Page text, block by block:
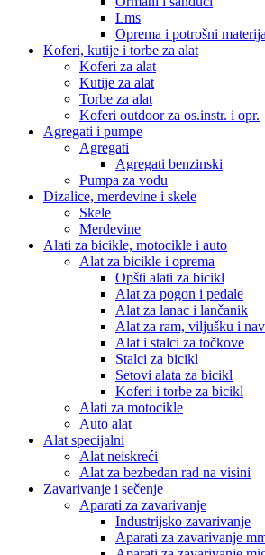
Lms
Oprema i potrošni
Koferi, kutije i torbe za alat
Koferi za alat
Kutije za alat
Torbe za alat
Koferi outdoor za os.instr. i opr.
Agregati i pumpe
Agregati
Agregati benzinski
Pumpa za vodu
Dizalice, merdevine i skele
Skele
Merdevine
Alati za bicikle, motocikle i auto
Alat za bicikle i oprema
Opšti alati za bicikl
Alat za pogon i pedale
Alat za lanac i lančanik
Alat za ram, viljušku i
Alat i stalci za točkove
Stalci za bicikl
Setovi alata za bicikl
Koferi i torbe za bicikl
Alati za motocikle
Auto alat
Alat specijalni
Alat neiskreći
Alat za bezbedan rad na visini
Zavarivanje i sečenje
Aparati za zavarivanje
Industrijsko zavarivanje
Aparati za zavarivanje